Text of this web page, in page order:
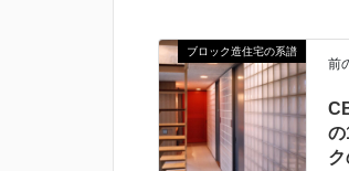
ブロック造住宅の系譜
前
の